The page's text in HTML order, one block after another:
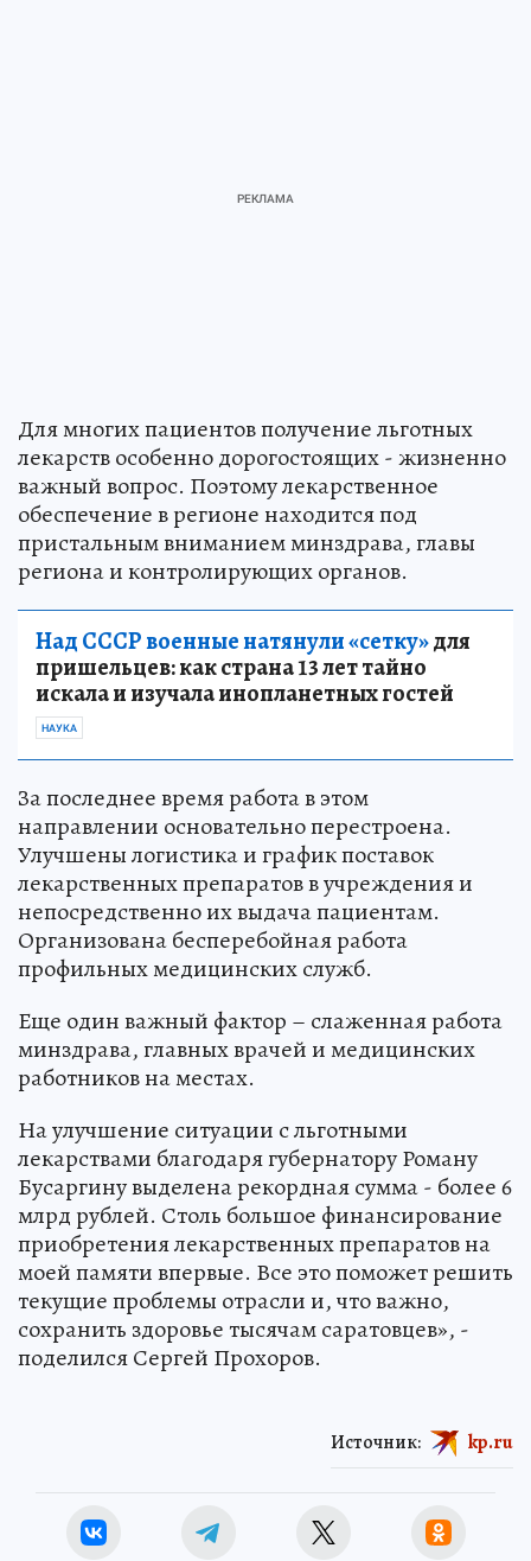
Для многих пациентов получение льготных
лекарств особенно дорогостоящих - жизненно
важный вопрос. Поэтому лекарственное
обеспечение в регионе находится под
пристальным вниманием минздрава, главы
региона и контролирующих органов.
Над СССР военные натянули «сетку»для
пришельцев: как страна 13 лет тайно
искала и изучала инопланетных гостей
НАУКА
За последнее время работа в этом
направлении основательно перестроена.
Улучшены логистика и график поставок
лекарственных препаратов в учреждения и
непосредственно их выдача пациентам.
Организована бесперебойная работа
профильных медицинских служб.
Еще один важный фактор – слаженная работа
минздрава, главных врачей и медицинских
работников на местах.
На улучшение ситуации с льготными
лекарствами благодаря губернатору Роману
Бусаргину выделена рекордная сумма - более 6
млрд рублей. Столь большое финансирование
приобретения лекарственных препаратов на
моей памяти впервые. Все это поможет решить
текущие проблемы отрасли и, что важно,
сохранить здоровье тысячам саратовцев», -
поделился Сергей Прохоров.
Источник: kp.ru